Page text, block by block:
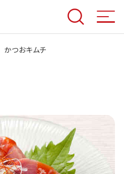
かつおキムチ